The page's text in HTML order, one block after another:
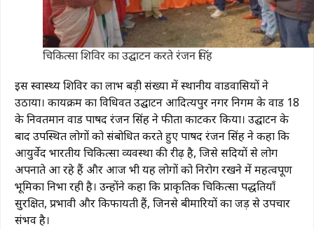
चिकित्सा शिविर का उद्घाटन करते रंजन सिंह
इस स्वास्थ्य शिविर का लाभ बड़ी संख्या में स्थानीय वार्डवासियों ने
उठाया। कार्यक्रम का विधिवत उद्घाटन आदित्यपुर नगर निगम के वार्ड 18
के निवर्तमान वार्ड पार्षद रंजन सिंह ने फीता काटकर किया। उद्घाटन के
बाद उपस्थित लोगों को संबोधित करते हुए पार्षद रंजन सिंह ने कहा कि
आयुर्वेद भारतीय चिकित्सा व्यवस्था की रीढ़ है, जिसे सदियों से लोग
अपनाते आ रहे हैं और आज भी यह लोगों को निरोग रखने में महत्वपूर्ण
भूमिका निभा रही है। उन्होंने कहा कि प्राकृतिक चिकित्सा पद्धतियाँ
सुरक्षित, प्रभावी और किफायती हैं, जिनसे बीमारियों का जड़ से उपचार
संभव है।